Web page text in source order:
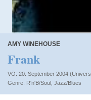
AMY WINEHOUSE
Frank
VÖ: 20. September 2004
R'n'B/Soul Jazz/Blues